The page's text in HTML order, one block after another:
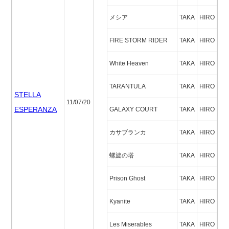
STELLA
ESPERANZA
11/07/20
メシア TAKA HIRO
FIRE STORM RIDER TAKA HIRO
White Heaven TAKA HIRO
TARANTULA TAKA HIRO
GALAXY COURT TAKA HIRO
カサブランカ TAKA HIRO
螺旋の塔 TAKA HIRO
Prison Ghost TAKA HIRO
Kyanite TAKA HIRO
Les Miserables TAKA HIRO